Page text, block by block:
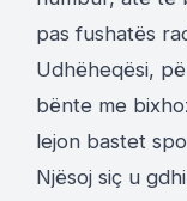
pas fushatës
Udhëheqësi,
bënte me
lejon bastet
Njësoj siç u